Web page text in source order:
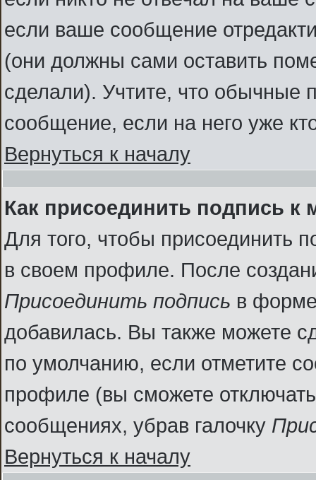
если ваше сообщение
(они должны сами оставить
сделали). Учтите, что обычные
сообщение, если на него уже
Вернуться к началу
Как присоединить подпись
Для того, чтобы присоединить
в своем профиле. После
Присоединить подпись в
добавилась. Вы также можете
по умолчанию, если отметите
профиле (вы сможете
сообщениях, убрав галочку
Вернуться к началу